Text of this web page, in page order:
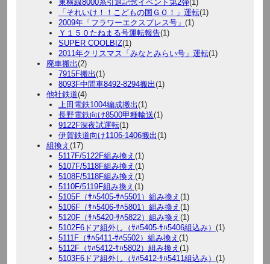
東横線8000系引退記念イベント第2弾(1)
「それいけ！！こどもの国ＧＯ！」運転(1)
2009年「フラワーエクスプレス号」 (1)
Ｙ１５０たねまる号運転報告(1)
SUPER COOLBIZ(1)
2011年クリスマス「みなとみらい号」運転(1)
廃車搬出(2)
7915F搬出(1)
8093F中間車8492-8294搬出(1)
他社鉄道(4)
上田電鉄1004編成搬出(1)
長野電鉄向け8500甲種輸送(1)
9122F深夜試運転(1)
伊賀鉄道向け1106-1406搬出(1)
組換え (17)
5117F/5122F組み換え (1)
5107F/5118F組み換え (1)
5108F/5118F組み換え (1)
5110F/5119F組み換え (1)
5105F（ｻﾊ5405-ｻﾊ5501）組み換え (1)
5106F（ｻﾊ5406-ｻﾊ5801）組み換え (1)
5120F（ｻﾊ5420-ｻﾊ5822）組み換え (1)
5102F6ドア組外し（ｻﾊ5405-ｻﾊ5406組込み） (1)
5111F（ｻﾊ5411-ｻﾊ5502）組み換え (1)
5112F（ｻﾊ5412-ｻﾊ5802）組み換え (1)
5103F6ドア組外し（ｻﾊ5412-ｻﾊ5411組込み） (1)